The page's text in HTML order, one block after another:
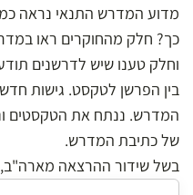
מדוע המדרש התנאי נראה
כך? חלק מהחוקרים ראו
וחלק טענו שיש לדרשנים
בין הפרשן לטקסט. גישות
המדרש. ננתח את הטקסטים
של כתיבת המדרש.
בשל שידור ההרצאה מארה"ב,